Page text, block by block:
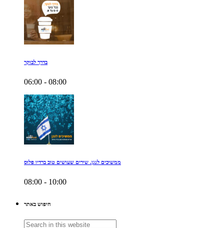
בדרך לבוקר
06:00 - 08:00
ממשיכים לנגן. שירים שעושים טוב ברדיו פלוס
08:00 - 10:00
חיפוש באתר